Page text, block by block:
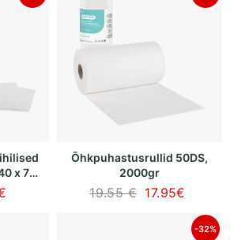
x 70
tk)
Õhkpuhastusrullid 50DS,
2000gr
19.55 € 17.95€
-32%